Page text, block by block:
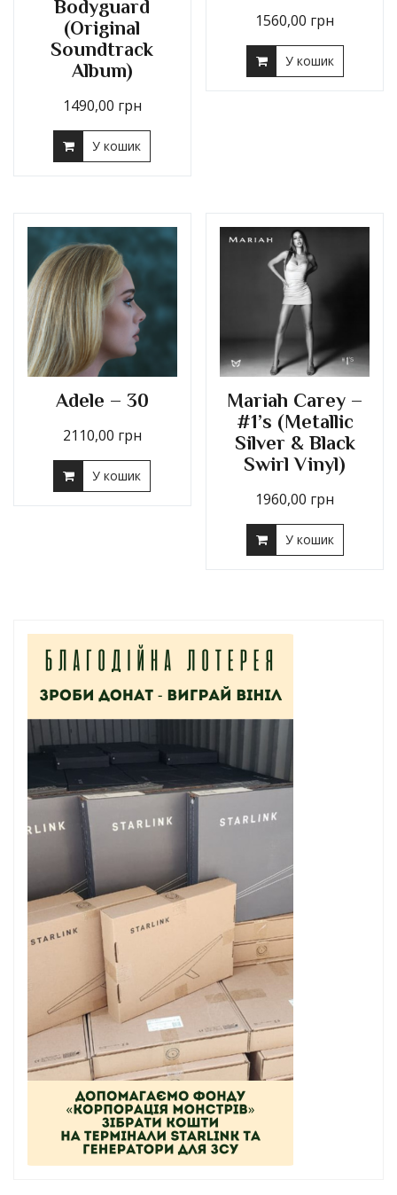
Bodyguard
(Original
Soundtrack
Album)
1490,00 грн
У кошик
1560,00 грн
У кошик
Adele – 30
2110,00 грн
У кошик
Mariah Carey –
#1’s (Metallic
Silver & Black
Swirl Vinyl)
1960,00 грн
У кошик